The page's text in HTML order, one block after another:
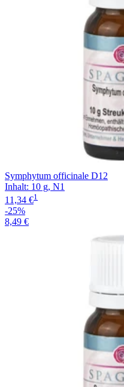
Symphytum officinale D12
Inhalt: 10 g, N1
11,34 €1
-25%
8,49 €